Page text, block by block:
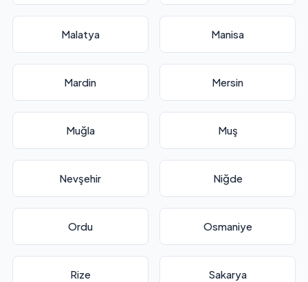
Malatya Manisa
Mardin Mersin
Muğla Muş
Nevşehir Niğde
Ordu Osmaniye
Rize Sakarya